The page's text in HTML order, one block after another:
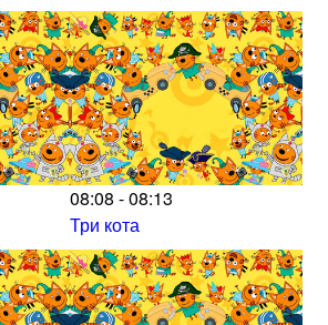
08:08 - 08:13
Три кота